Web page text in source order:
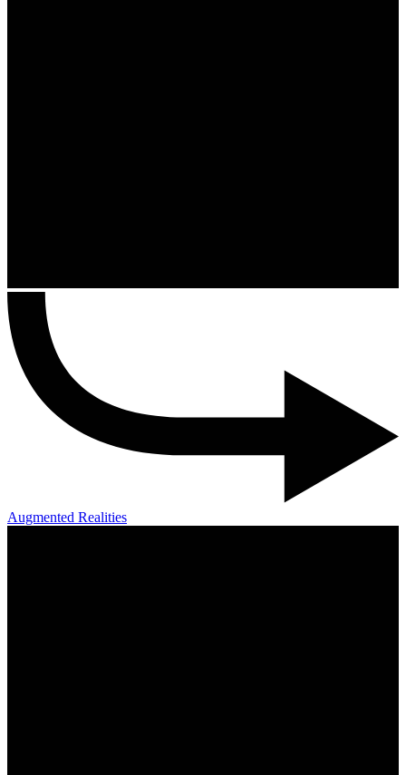
Augmented Realities